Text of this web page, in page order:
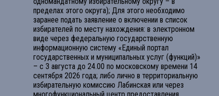
пределах этого округа); Для этого необходимо
заранее подать заявление о включении в список
избирателей по месту нахождения: в электронном
виде через федеральную государственную
информационную систему «Единый портал
государственных и муниципальных услуг (функций)»
– с 3 августа до 24.00 по московскому времени 14
сентября 2026 года; либо лично в территориальную
избирательную комиссию Лабинская или через